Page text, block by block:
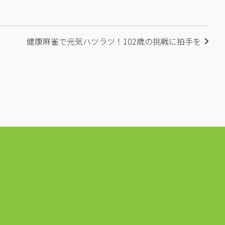
健康麻雀で元気ハツラツ！102歳の挑戦に拍手を